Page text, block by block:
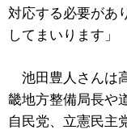
対応する必要があ
してまいります」
池田豊人さんは
畿地方整備局長や
自民党、立憲民主